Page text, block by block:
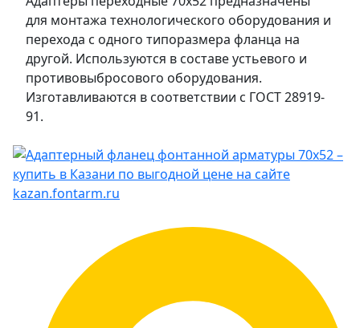
для монтажа технологического оборудования и
перехода с одного типоразмера фланца на
другой. Используются в составе устьевого и
противовыбросового оборудования.
Изготавливаются в соответствии с ГОСТ 28919-
91.